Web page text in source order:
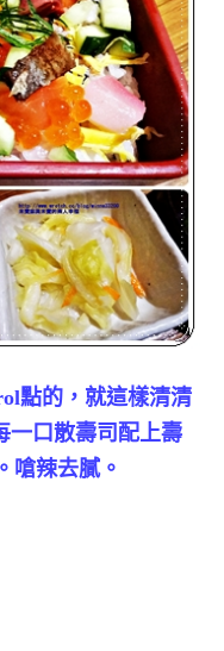
點的，就這樣清清
一口散壽司配上壽
嗆辣去膩。